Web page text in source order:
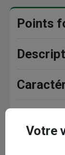
Points
EnVotre